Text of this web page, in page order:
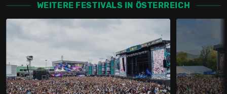
WEITERE FESTIVALS IN ÖSTERREICH